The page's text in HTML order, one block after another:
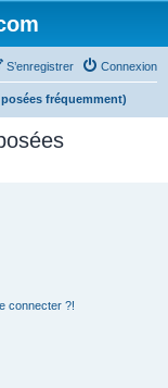
Connexion
S’enregistrer
fréquemment)
connecter ?!